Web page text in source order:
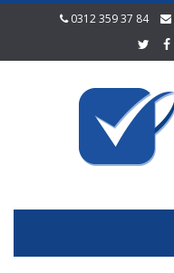
0312 359 37 84